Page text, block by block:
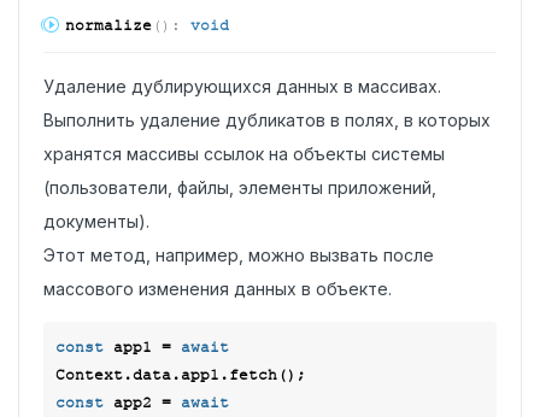
normalize ( ) : void
Удаление дублирующихся данных в массивах.
Выполнить удаление дубликатов в полях, в которых
хранятся массивы ссылок на объекты системы
(пользователи, файлы, элементы приложений,
документы).
Этот метод, например, можно вызвать после
массового изменения данных в объекте.
const app1 = await
const app2 = await